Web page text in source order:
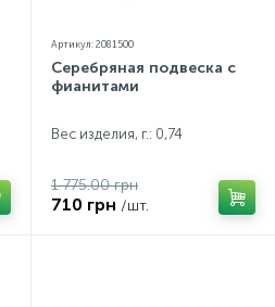
Артикул: 2081500
Серебряная подвеска с
фианитами
Вес изделия, г.: 0,74
1 775.00 грн
710 грн /шт.